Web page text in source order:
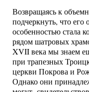
Возвращаясь к
подчеркнуть, что
особенностью стала
рядом шатровых
XVII века мы знаем
при трапезных
церкви Покрова и
Однако они